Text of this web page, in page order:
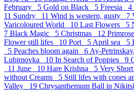
February 5 Gold on Black 5 Freesia 4
11 Sundry 11 Wind is western, gusty 7
Varicoloured World 10 Last Flowers 5
7 Black Magic 5 Christmas 12
Flower still lifes 10 Port 5 April sea 5
5 Peaches bloom again 6 Ay-
Lubimovka 10 In Search of Poppies 9
11 June 10 Hare Krishna 5 Very
without Creams 5 Still lifes with cones
Valley 19 Chrysanthemum Ball in